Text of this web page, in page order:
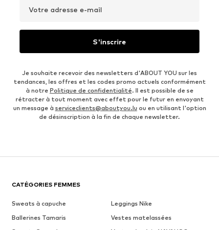
Votre adresse e-mail
S'inscrire
Je souhaite recevoir des newsletters d'ABOUT YOU sur les
tendances, les offres et les codes promo actuels conformément
à notre Politique de confidentialité. Il est possible de se
rétracter à tout moment avec effet pour le futur en envoyant
un message à serviceclients@aboutyou.lu ou en utilisant l'option
de désinscription à la fin de chaque newsletter.
CATÉGORIES FEMMES
Sweats à capuche
Leggings Nike
Ballerines Tamaris
Vestes matelassées